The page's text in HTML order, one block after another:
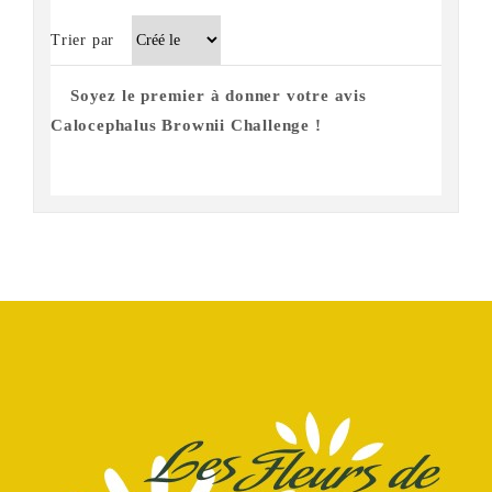
Trier par
Soyez le premier à donner votre avis
Calocephalus Brownii Challenge !